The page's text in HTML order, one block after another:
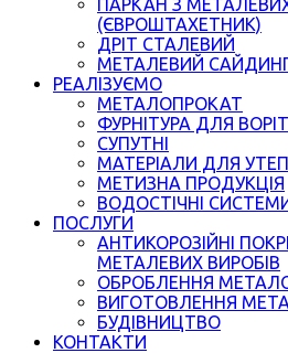
ПАРКАН З
(ЄВРОШТАХЕТНИК)
ДРІТ СТАЛЕВИЙ
МЕТАЛЕВИЙ
РЕАЛІЗУЄМО
МЕТАЛОПРОКАТ
ФУРНІТУРА ДЛЯ
СУПУТНІ
МАТЕРІАЛИ ДЛЯ
МЕТИЗНА ПРОДУКЦІЯ
ВОДОСТІЧНІ
ПОСЛУГИ
АНТИКОРОЗІЙНІ
МЕТАЛЕВИХ ВИРОБІВ
ОБРОБЛЕННЯ
ВИГОТОВЛЕННЯ
БУДІВНИЦТВО
КОНТАКТИ